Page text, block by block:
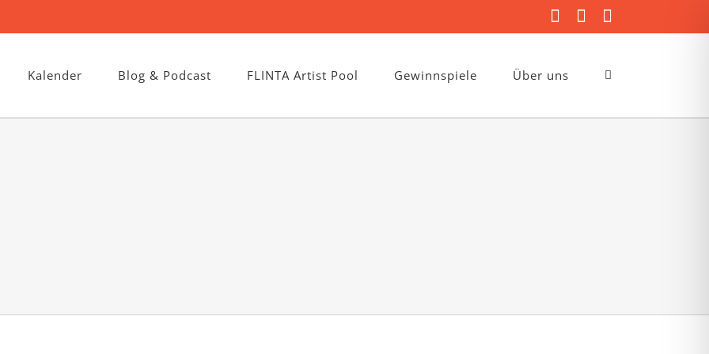
FacebookInstagram
Mail
Kalender Blog & Podcast FLINTA Artist Pool Gewinnspiele Über uns